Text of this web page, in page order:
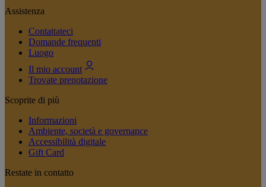
Assistenza
Contattateci
Domande frequenti
Luogo
Il mio account
Trovate prenotazione
Scoprite di più
Informazioni
Ambiente, società e governance
Accessibilità digitale
Gift Card
Restate in contatto